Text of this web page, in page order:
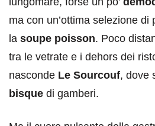
ma con un’ottima selezione di
la soupe poisson. Poco
tra le vetrate e i dehors dei
nasconde Le Sourcouf, dove
bisque di gamberi.